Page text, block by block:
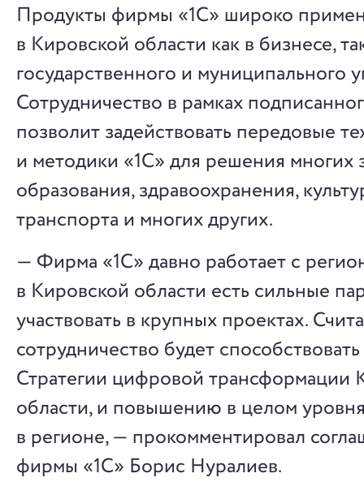
Продукты фирмы «1С» широко
в Кировской области как в бизнесе,
государственного и муниципального
Сотрудничество в рамках
позволит задействовать передовые
и методики «1С» для решения многих
образования, здравоохранения,
транспорта и многих других.
— Фирма «1С» давно работает с
в Кировской области есть сильные
участвовать в крупных проектах.
сотрудничество будет
Стратегии цифровой трансформации
области, и повышению в целом
в регионе, — прокомментировал
фирмы «1С» Борис Нуралиев.